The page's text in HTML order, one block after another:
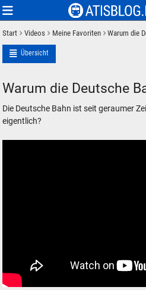
Start Videos Meine Favoriten Warum die
Übersicht
Warum die Deutsche
Die Deutsche Bahn ist seit geraumer
eigentlich?